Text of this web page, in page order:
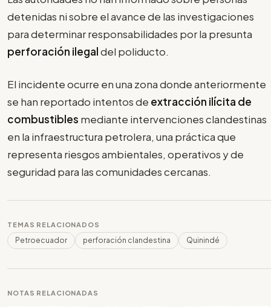
detenidas ni sobre el avance de las investigaciones
para determinar responsabilidades por la presunta
perforación ilegaldel poliducto.
El incidente ocurre en una zona donde anteriormente
se han reportado intentos de extracción ilícita de
combustibles mediante intervenciones clandestinas
en la infraestructura petrolera, una práctica que
representa riesgos ambientales, operativos y de
seguridad para las comunidades cercanas.
TEMAS RELACIONADOS
Petroecuador perforación clandestina Quinindé
NOTAS RELACIONADAS